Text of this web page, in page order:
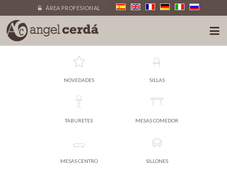
ÁREA PROFESIONAL
NOVEDADES SILLAS
TABURETES MESAS COMEDOR
MESAS CENTRO SILLONES